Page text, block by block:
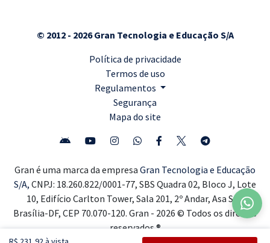
© 2012 - 2026 Gran Tecnologia e Educação S/A
Política de privacidade
Termos de uso
Regulamentos
Segurança
Mapa do site
Gran é uma marca da empresa Gran Tecnologia e Educação
S/A, CNPJ: 18.260.822/0001-77, SBS Quadra 02, Bloco J, Lote
10, Edifício Carlton Tower, Sala 201, 2º Andar, Asa Sul,
Brasília-DF, CEP 70.070-120. Gran - 2026 © Todos os direitos
reservados ®